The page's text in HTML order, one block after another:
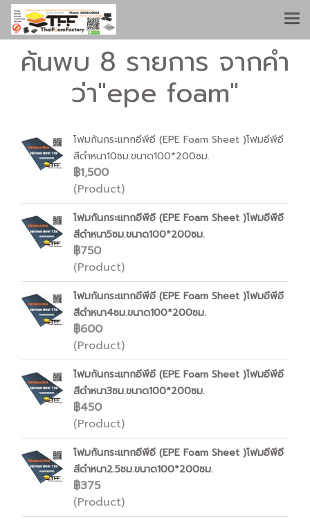
ค้นพบ 8 รายการ จากคำ
ว่า"epe foam"
โฟมกันกระแทกอีพีอี (EPE Foam Sheet )โฟมอีพีอี
สีดำหนา10ซม.ขนาด100*200ซม.
฿1,500
(Product)
โฟมกันกระแทกอีพีอี (EPE Foam Sheet )โฟมอีพีอี
สีดำหนา5ซม.ขนาด100*200ซม.
฿750
(Product)
โฟมกันกระแทกอีพีอี (EPE Foam Sheet )โฟมอีพีอี
สีดำหนา4ซม.ขนาด100*200ซม.
฿600
(Product)
โฟมกันกระแทกอีพีอี (EPE Foam Sheet )โฟมอีพีอี
สีดำหนา3ซม.ขนาด100*200ซม.
฿450
(Product)
โฟมกันกระแทกอีพีอี (EPE Foam Sheet )โฟมอีพีอี
สีดำหนา2.5ซม.ขนาด100*200ซม.
฿375
(Product)